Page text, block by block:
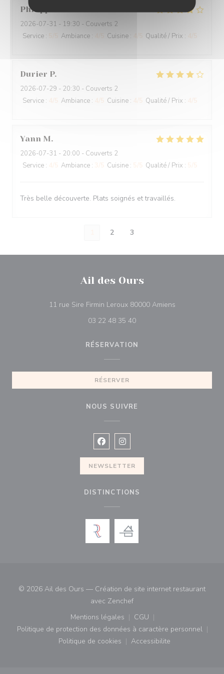
Philippe
2026-07-31 - 19:30 - Couverts 2
Service : Ambiance : Cuisine : Qualité / Prix :
Durier P
2026-07-29 - 20:30 - Couverts 2
Service : Ambiance : Cuisine : Qualité / Prix :
Yann M
2026-07-31 - 20:00 - Couverts 2
Service : Ambiance : Cuisine : Qualité / Prix :
Très belle découverte. Plats soignés et travaillés.
2 3
Ail des Ours
11 rue Sire Firmin Leroux 80000 Amiens((ouvre une
03 22 48 35 40
RÉSERVATION
RÉSERVER
NOUS SUIVRE
Facebook ((ouvre une nouvelle
Instagram ((ouvre une
NEWSLETTER
DISTINCTIONS
© 2026 Ail des Ours — Création de site internet restaurant
avec Zenchef((ouvre une nouvelle
Mentions légales
((ouvre une nouvelle fenêtre))
CGU
((ouvre une nouvelle
Politique de protection des données à caractère personnel
((ouvre une nouvelle fenêtre))
Politique de cookies
((ouvre une nouvelle fenêtre))
Accessibilite
((ouvre une nouvelle